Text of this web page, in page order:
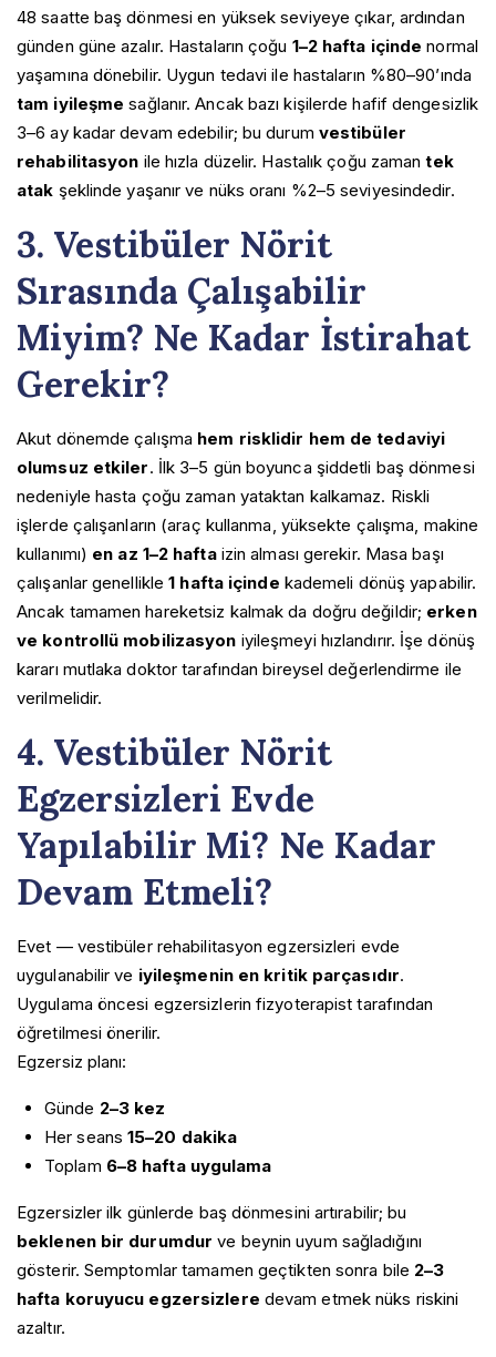
48 saatte baş dönmesi en yüksek seviyeye çıkar, ardından
günden güne azalır. Hastaların çoğu 1–2 hafta içinde normal
yaşamına dönebilir. Uygun tedavi ile hastaların %80–90’ında
tam iyileşme sağlanır. Ancak bazı kişilerde hafif dengesizlik
3–6 ay kadar devam edebilir; bu durum vestibüler
rehabilitasyon ile hızla düzelir. Hastalık çoğu zamantek
atak şeklinde yaşanır ve nüks oranı %2–5 seviyesindedir.
3. Vestibüler Nörit
Sırasında Çalışabilir
Miyim? Ne Kadar İstirahat
Gerekir?
Akut dönemde çalışma hem risklidir hem de tedaviyi
olumsuz etkiler. İlk 3–5 gün boyunca şiddetli baş dönmesi
nedeniyle hasta çoğu zaman yataktan kalkamaz. Riskli
işlerde çalışanların (araç kullanma, yüksekte çalışma, makine
kullanımı) en az 1–2 haftaizin alması gerekir. Masa başı
çalışanlar genellikle1 hafta içinde kademeli dönüş yapabilir.
Ancak tamamen hareketsiz kalmak da doğru değildir; erken
ve kontrollü mobilizasyon iyileşmeyi hızlandırır. İşe dönüş
kararı mutlaka doktor tarafından bireysel değerlendirme ile
verilmelidir.
4. Vestibüler Nörit
Egzersizleri Evde
Yapılabilir Mi? Ne Kadar
Devam Etmeli?
Evet — vestibüler rehabilitasyon egzersizleri evde
uygulanabilir ve iyileşmenin en kritik parçasıdır.
Uygulama öncesi egzersizlerin fizyoterapist tarafından
öğretilmesi önerilir.
Egzersiz planı:
Günde 2–3 kez
Her seans 15–20 dakika
Toplam 6–8 hafta uygulama
Egzersizler ilk günlerde baş dönmesini artırabilir; bu
beklenen bir durumdur ve beynin uyum sağladığını
gösterir. Semptomlar tamamen geçtikten sonra bile 2–3
hafta koruyucu egzersizlere devam etmek nüks riskini
azaltır.